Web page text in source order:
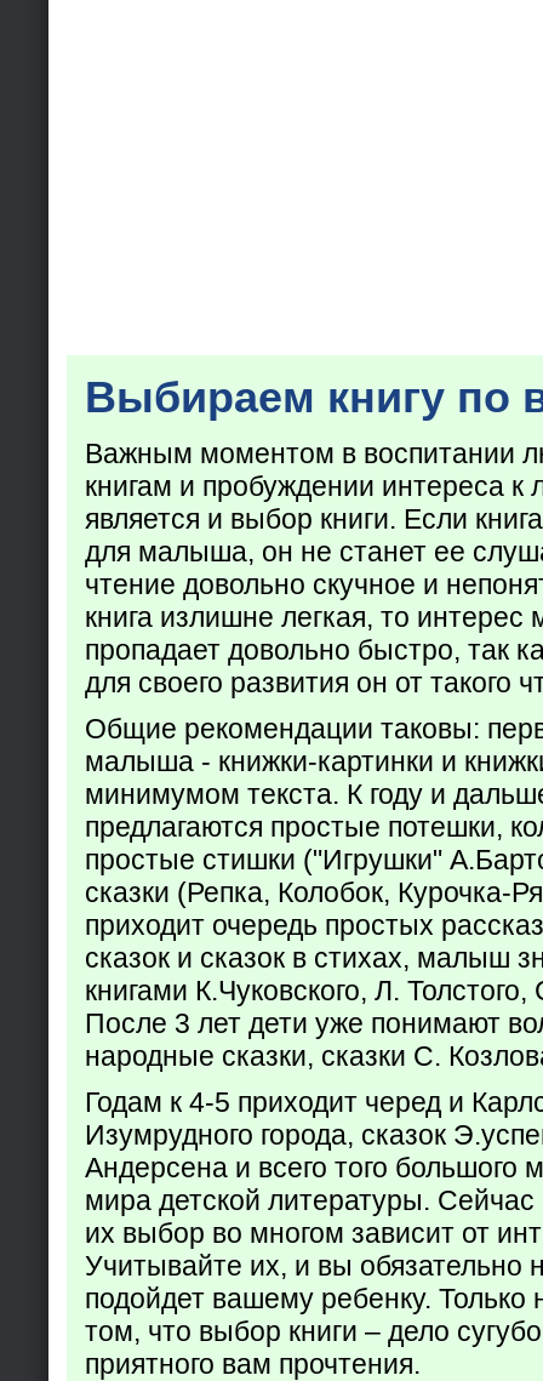
Выбираем книгу по
Важным моментом в воспитании
книгам и пробуждении интереса к
является и выбор книги. Если
для малыша, он не станет ее
чтение довольно скучное и
книга излишне легкая, то
пропадает довольно быстро, так
для своего развития он от такого
Общие рекомендации таковы:
малыша - книжки-картинки и
минимумом текста. К году и
предлагаются простые потешки,
простые стишки ("Игрушки"
сказки (Репка, Колобок, Курочка-
приходит очередь простых
сказок и сказок в стихах, малыш
книгами К.Чуковского, Л.
После 3 лет дети уже понимают
народные сказки, сказки С.
Годам к 4-5 приходит черед и
Изумрудного города, сказок
Андерсена и всего того большого
мира детской литературы. Сейчас
их выбор во многом зависит от
Учитывайте их, и вы обязательно
подойдет вашему ребенку. Только
том, что выбор книги – дело
приятного вам прочтения.